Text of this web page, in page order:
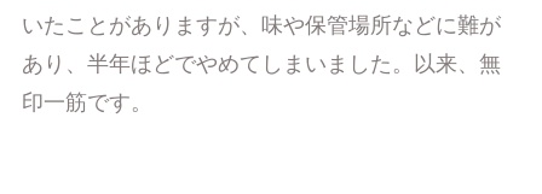
いたことがありますが、味や保管場所などに難が
あり、半年ほどでやめてしまいました。以来、無
印一筋です。